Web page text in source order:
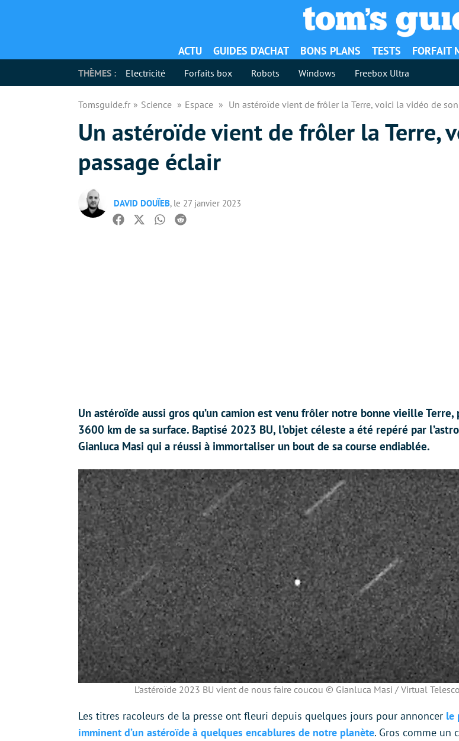
ACTU GUIDES D’ACHAT BONS PLANS TESTS FORFAIT
THÈMES : Electricité Forfaits box Robots Windows Freebox Ultra
Tomsguide.fr Science Espace Un astéroïde vient de frôler la Terre, voici la vidéo de
Un astéroïde vient de frôler la Terre,
passage éclair
DAVID DOUÏEB, le 27 janvier 2023
Facebook
TwitterWhatsapp
Reddit
Un astéroïde aussi gros qu’un camion est venu frôler notre bonne vieille Terre,
3600 km de sa surface. Baptisé 2023 BU, l’objet céleste a été repéré par
Gianluca Masi qui a réussi à immortaliser un bout de sa course endiablée.
L’astéroïde 2023 BU vient de nous faire coucou © Gianluca Masi / Virtual
Les titres racoleurs de la presse ont fleuri depuis quelques jours pour annoncer le
imminent d’un astéroïde à quelques encablures de notre planète. Gros comme un